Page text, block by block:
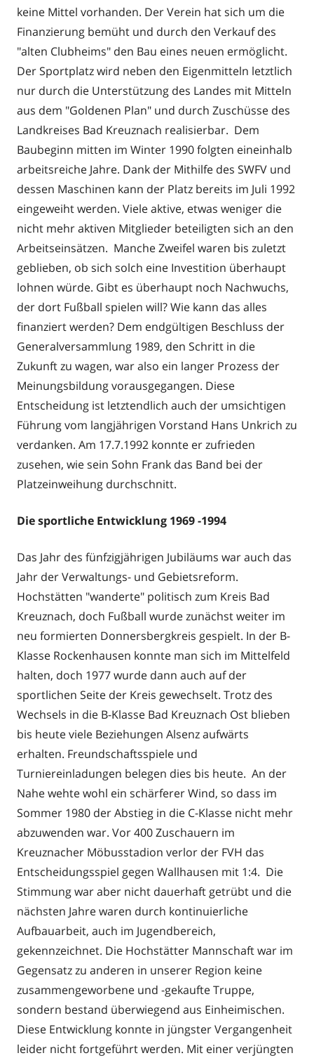
keine Mittel vorhanden. Der Verein hat sich um die
Finanzierung bemüht und durch den Verkauf des
"alten Clubheims" den Bau eines neuen ermöglicht.
Der Sportplatz wird neben den Eigenmitteln letztlich
nur durch die Unterstützung des Landes mit Mitteln
aus dem "Goldenen Plan" und durch Zuschüsse des
Landkreises Bad Kreuznach realisierbar. Dem
Baubeginn mitten im Winter 1990 folgten eineinhalb
arbeitsreiche Jahre. Dank der Mithilfe des SWFV und
dessen Maschinen kann der Platz bereits im Juli 1992
eingeweiht werden. Viele aktive, etwas weniger die
nicht mehr aktiven Mitglieder beteiligten sich an den
Arbeitseinsätzen. Manche Zweifel waren bis zuletzt
geblieben, ob sich solch eine Investition überhaupt
lohnen würde. Gibt es überhaupt noch Nachwuchs,
der dort Fußball spielen will? Wie kann das alles
finanziert werden? Dem endgültigen Beschluss der
Generalversammlung 1989, den Schritt in die
Zukunft zu wagen, war also ein langer Prozess der
Meinungsbildung vorausgegangen. Diese
Entscheidung ist letztendlich auch der umsichtigen
Führung vom langjährigen Vorstand Hans Unkrich zu
verdanken. Am 17.7.1992 konnte er zufrieden
zusehen, wie sein Sohn Frank das Band bei der
Platzeinweihung durchschnitt.
Die sportliche Entwicklung 1969 -1994
Das Jahr des fünfzigjährigen Jubiläums war auch das
Jahr der Verwaltungs- und Gebietsreform.
Hochstätten "wanderte" politisch zum Kreis Bad
Kreuznach, doch Fußball wurde zunächst weiter im
neu formierten Donnersbergkreis gespielt. In der B-
Klasse Rockenhausen konnte man sich im Mittelfeld
halten, doch 1977 wurde dann auch auf der
sportlichen Seite der Kreis gewechselt. Trotz des
Wechsels in die B-Klasse Bad Kreuznach Ost blieben
bis heute viele Beziehungen Alsenz aufwärts
erhalten. Freundschaftsspiele und
Turniereinladungen belegen dies bis heute. An der
Nahe wehte wohl ein schärferer Wind, so dass im
Sommer 1980 der Abstieg in die C-Klasse nicht mehr
abzuwenden war. Vor 400 Zuschauern im
Kreuznacher Möbusstadion verlor der FVH das
Entscheidungsspiel gegen Wallhausen mit 1:4. Die
Stimmung war aber nicht dauerhaft getrübt und die
nächsten Jahre waren durch kontinuierliche
Aufbauarbeit, auch im Jugendbereich,
gekennzeichnet. Die Hochstätter Mannschaft war im
Gegensatz zu anderen in unserer Region keine
zusammengeworbene und -gekaufte Truppe,
sondern bestand überwiegend aus Einheimischen.
Diese Entwicklung konnte in jüngster Vergangenheit
leider nicht fortgeführt werden. Mit einer verjüngten